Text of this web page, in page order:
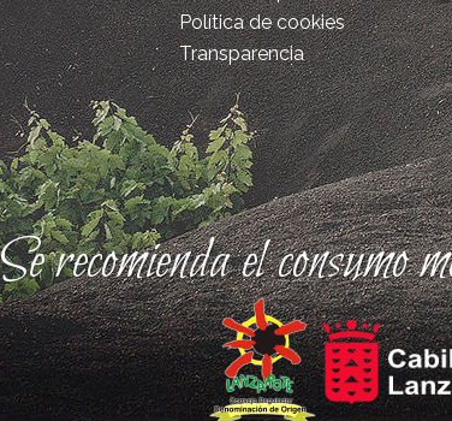
Política de cookies
Transparencia
Se recomienda el consumo